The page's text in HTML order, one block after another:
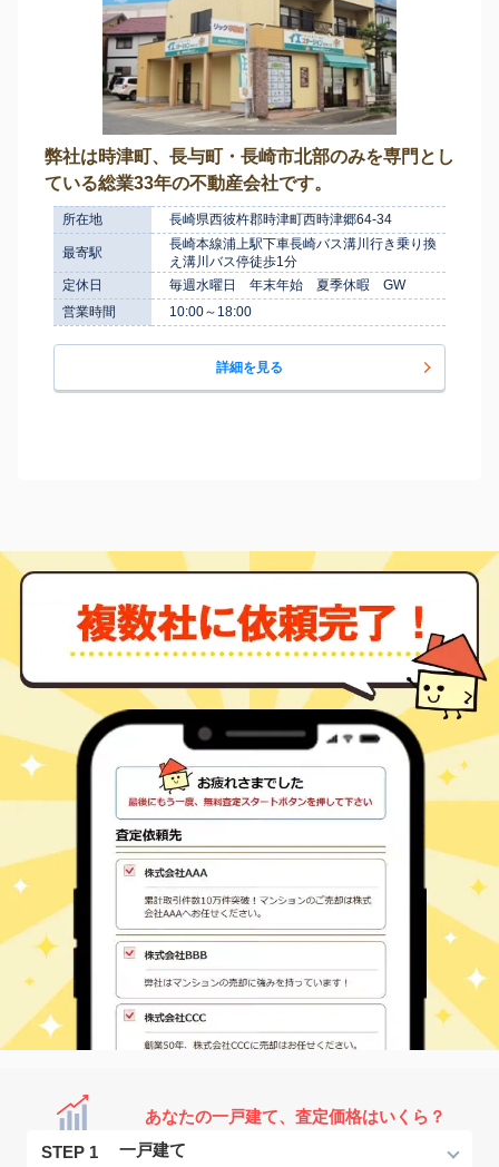
弊社は時津町、長与町・長崎市北部のみを専門とし
ている総業33年の不動産会社です。
所在地 長崎県西彼杵郡時津町西時津郷64-34
最寄駅
長崎本線浦上駅下車長崎バス溝川行き乗り換
え溝川バス停徒歩1分
定休日
毎週水曜日 年末年始 夏季休暇 GW
営業時間
10:00～18:00
詳細を見る
あなたの一戸建て、査定価格はいくら？
STEP 1